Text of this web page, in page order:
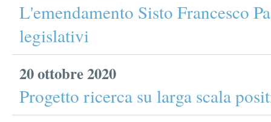
L'emendamento Sisto Francesco
legislativi
20 ottobre 2020
Progetto ricerca su larga scala